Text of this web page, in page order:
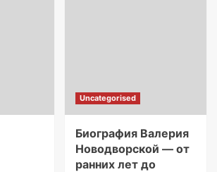
Uncategorised
Биография Валерия
Новодворской — от
ранних лет до